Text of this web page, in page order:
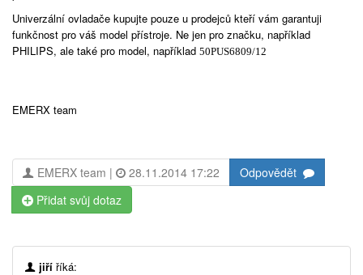
Univerzální ovladače kupujte pouze u prodejců kteří vám garantuji
funkčnost pro váš model přístroje. Ne jen pro značku, například
PHILIPS, ale také pro model, například 50PUS6809/12
EMERX team
EMERX team | 28.11.2014 17:22
Odpovědět
Přidat svůj dotaz
jiří říká: